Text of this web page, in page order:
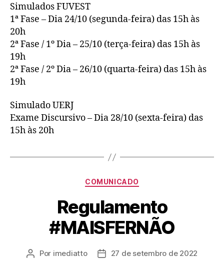
Simulados FUVEST
1ª Fase – Dia 24/10 (segunda-feira) das 15h às
20h
2ª Fase / 1º Dia – 25/10 (terça-feira) das 15h às
19h
2ª Fase / 2º Dia – 26/10 (quarta-feira) das 15h às
19h
Simulado UERJ
Exame Discursivo – Dia 28/10 (sexta-feira) das
15h às 20h
COMUNICADO
Regulamento
#MAISFERNÃO
Por imediatto
27 de setembro de 2022